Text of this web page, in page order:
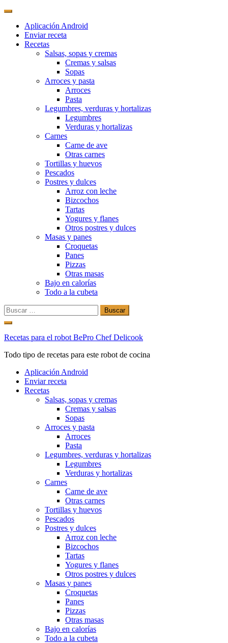
Aplicación Android
Enviar receta
Recetas
Salsas, sopas y cremas
Cremas y salsas
Sopas
Arroces y pasta
Arroces
Pasta
Legumbres, verduras y hortalizas
Legumbres
Verduras y hortalizas
Carnes
Carne de ave
Otras carnes
Tortillas y huevos
Pescados
Postres y dulces
Arroz con leche
Bizcochos
Tartas
Yogures y flanes
Otros postres y dulces
Masas y panes
Croquetas
Panes
Pizzas
Otras masas
Bajo en calorías
Todo a la cubeta
Buscar:
Ir
contenido
Recetas para el robot BePro Chef Delicook
Todo tipo de recetas para este robot de cocina
Aplicación Android
Enviar receta
Recetas
Salsas, sopas y cremas
Cremas y salsas
Sopas
Arroces y pasta
Arroces
Pasta
Legumbres, verduras y hortalizas
Legumbres
Verduras y hortalizas
Carnes
Carne de ave
Otras carnes
Tortillas y huevos
Pescados
Postres y dulces
Arroz con leche
Bizcochos
Tartas
Yogures y flanes
Otros postres y dulces
Masas y panes
Croquetas
Panes
Pizzas
Otras masas
Bajo en calorías
Todo a la cubeta